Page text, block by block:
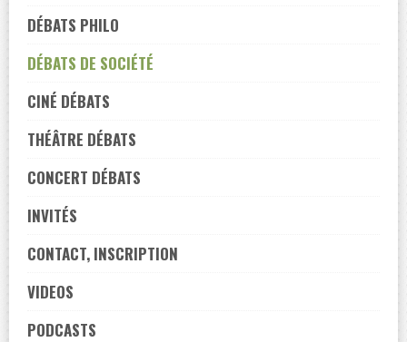
DÉBATS PHILO
DÉBATS DE SOCIÉTÉ
CINÉ DÉBATS
THÉÂTRE DÉBATS
CONCERT DÉBATS
INVITÉS
CONTACT, INSCRIPTION
VIDEOS
PODCASTS